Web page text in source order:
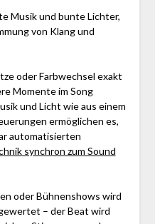
Musik und bunte Lichter,
von Klang und
oder Farbwechsel exakt
Momente im Song
und Licht wie aus einem
ermöglichen es,
automatisierten
synchron zum Sound
oder Bühnenshows wird
– der Beat wird